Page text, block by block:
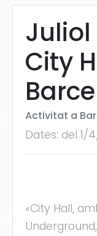
City
Activitat a
Dates: del 1/
«City Hall,